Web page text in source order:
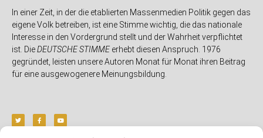
In einer Zeit, in der die etablierten Massenmedien Politik gegen das
eigene Volk betreiben, ist eine Stimme wichtig, die das nationale
Interesse in den Vordergrund stellt und der Wahrheit verpflichtet
ist. DieDEUTSCHE STIMMEerhebt diesen Anspruch. 1976
gegründet, leisten unsere Autoren Monat für Monat ihren Beitrag
für eine ausgewogenere Meinungsbildung.